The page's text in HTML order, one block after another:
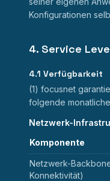
Konfigurationen
4. Service
4.1 Verfügbarkeit
(1) focusnet
folgende
Netzwerk-
Komponente
Netzwerk-
Konnektivität)